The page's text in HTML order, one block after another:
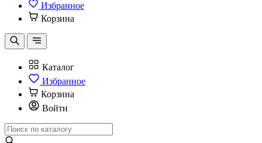
Избранное
Корзина
Каталог
Избранное
Корзина
Войти